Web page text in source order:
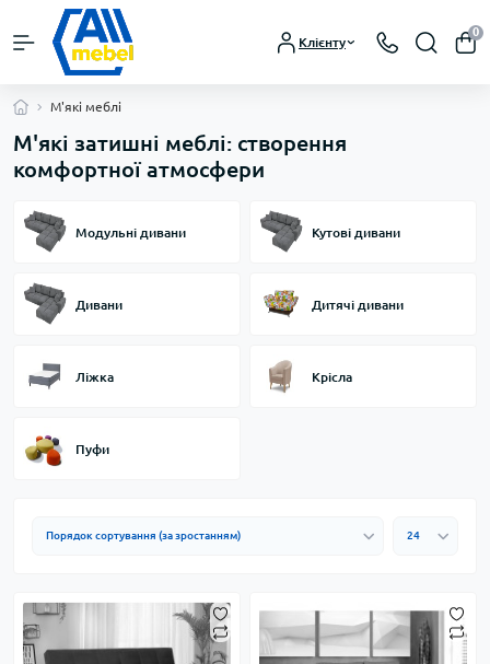
Клієнту
0
М'які меблі
М'які затишні меблі: створення
комфортної атмосфери
Модульні дивани Кутові дивани
Дивани Дитячі дивани
Ліжка Крісла
Пуфи